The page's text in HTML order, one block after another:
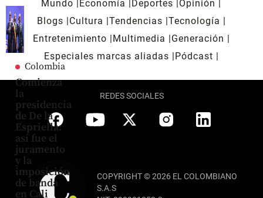
Colombia
Comienza
la
presidencia
de De la
Espriella:
así fue el
juramento
y la
imposición
de banda
en Cali
Mundo Economía Deportes
Opinión
Blogs
Cultura Tendencias Tecnología
Entretenimiento
Multimedia
Generación
Especiales marcas aliadas
Pódcast
REDES SOCIALES
COPYRIGHT © 2026 EL COLOMBIANO
S.A.S